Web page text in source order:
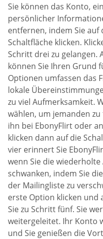
Sie können das Konto,
persönlicher
entfernen, indem Sie
Schaltfläche klicken.
Schritt drei zu gelangen.
können Sie Ihren Grund
Optionen umfassen das
lokale
zu viel Aufmerksamkeit.
wählen, um jemanden zu
ihn bei EbonyFlirt oder
klicken dann auf die
vier erinnert Sie
wenn Sie die
schwanken, indem Sie
der Mailingliste zu
erste Option klicken und
Sie zu Schritt fünf. Sie
weitergeleitet. Ihr Konto
und Sie genießen die